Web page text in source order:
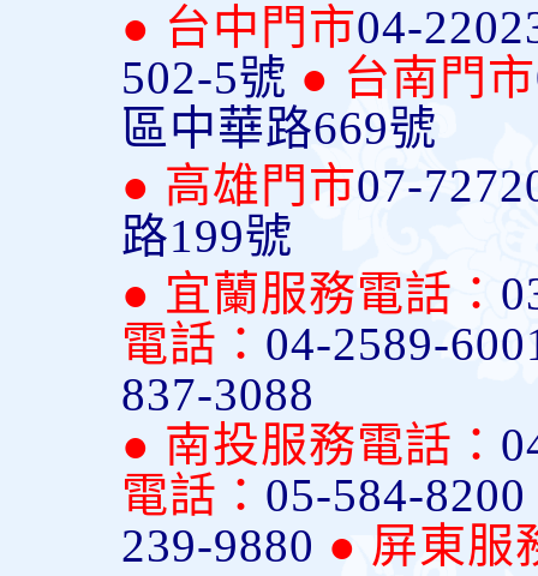
● 台中門市04-
502-5號 ● 台南門市
區中華路669號
● 高雄門市07-
路199號
● 宜蘭服務電話：
電話： 04-2589-
837-3088
● 南投服務電話：
電話： 05-584-8200
239-9880 ● 屏東服